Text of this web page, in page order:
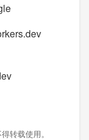
转载使用。